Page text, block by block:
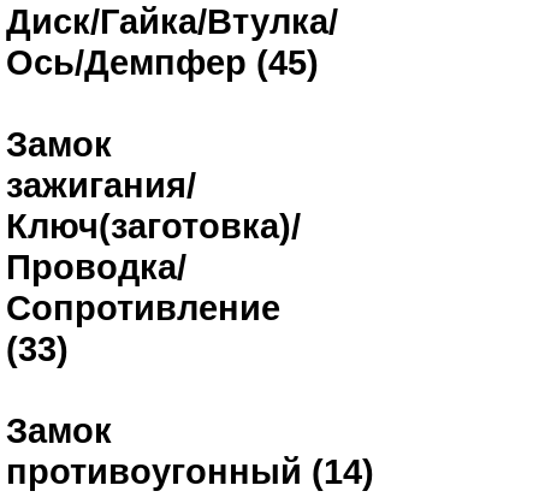
Диск/Гайка/Втулка/
Ось/Демпфер (45)
Замок
зажигания/
Ключ(заготовка)/
Проводка/
Сопротивление
(33)
Замок
противоугонный (14)